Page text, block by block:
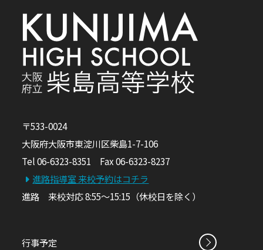
〒533-0024
大阪府大阪市東淀川区柴島1-7-106
Tel 06-6323-8351 Fax 06-6323-8237
進路指導室 来校予約はコチラ
進路 来校対応 8:55～15:15（休校日を除く）
行事予定